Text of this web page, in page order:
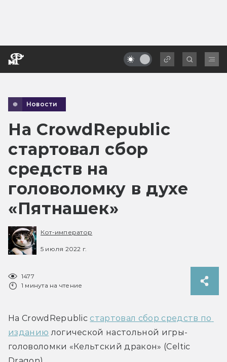
Новости
На CrowdRepublic
стартовал сбор
средств на
головоломку в духе
«Пятнашек»
Кот-император
5 июля 2022 г.
1477
1 минута на чтение
На CrowdRepublic стартовал сбор средств по
изданию логической настольной игры-
головоломки «Кельтский дракон» (Celtic